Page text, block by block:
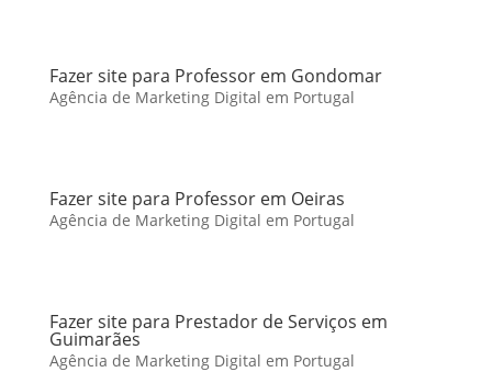
Fazer site para Professor em Gondomar
Agência de Marketing Digital em Portugal
Fazer site para Professor em Oeiras
Agência de Marketing Digital em Portugal
Fazer site para Prestador de Serviços em
Guimarães
Agência de Marketing Digital em Portugal